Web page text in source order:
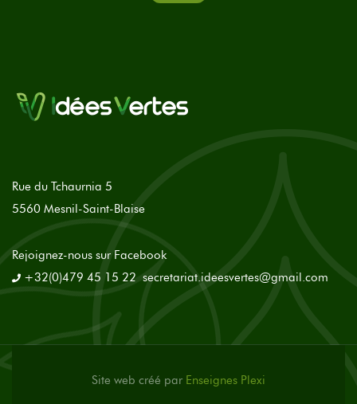
Rue du Tchaurnia 5
5560 Mesnil-Saint-Blaise
Rejoignez-nous sur Facebook
+32(0)479 45 15 22 secretariat.ideesvertes@gmail.com
Site web créé par Enseignes Plexi